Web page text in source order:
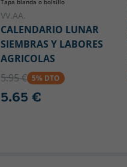
Tapa blanda o bolsillo
VV.AA.
CALENDARIO LUNAR
SIEMBRAS Y LABORES
AGRICOLAS
5.95 € 5% DTO
5.65 €